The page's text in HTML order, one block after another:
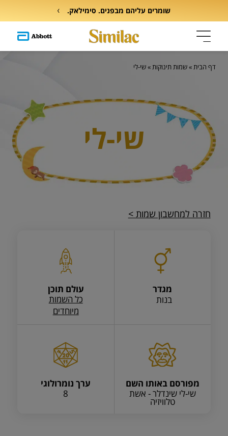
שומרים עליהם מבפנים. סימילאק.
שי-לי
דף הבית»שמות תינוקות»שי-לי
חזרה למחשבון שמות >
מגדר
בנות
עולם תוכן
כל השמות
מיוחדים
מפורסם באותו השם
שי-לי שינדלר - אשת
טלוויזיה
ערך נומרולוגי
8